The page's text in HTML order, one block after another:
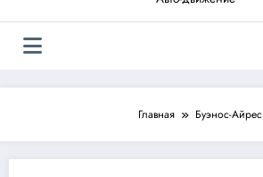
Главная Буэнос-Айрес